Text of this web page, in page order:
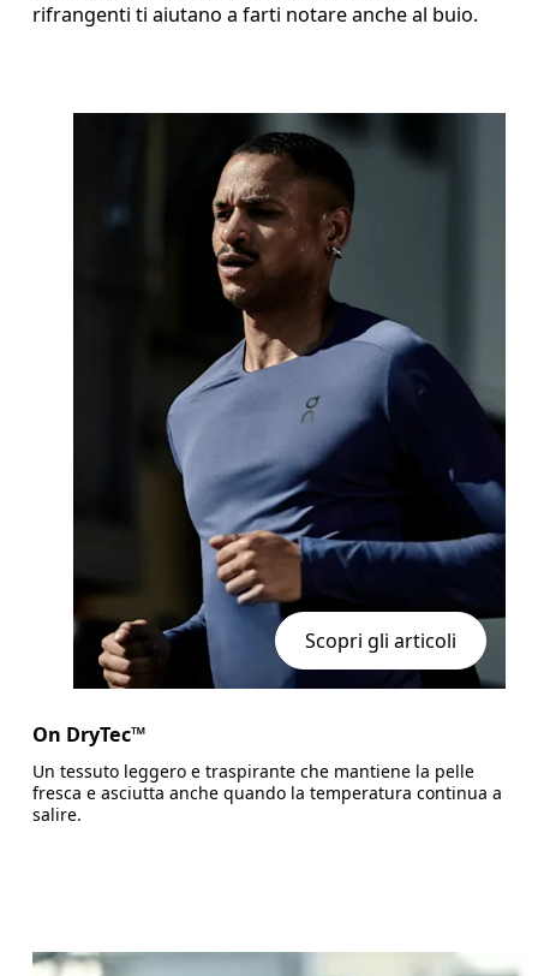
rifrangenti ti aiutano a farti notare anche al buio.
Scopri gli articoli
On DryTec™
Un tessuto leggero e traspirante che mantiene la pelle
fresca e asciutta anche quando la temperatura continua a
salire.